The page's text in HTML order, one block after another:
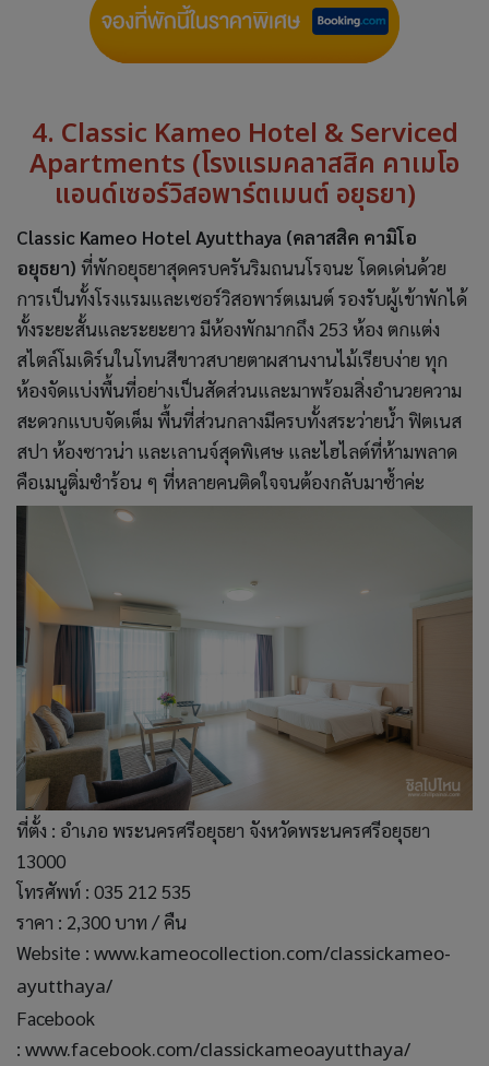
4. Classic Kameo Hotel & Serviced
Apartments (โรงแรมคลาสสิค คาเมโอ
แอนด์เซอร์วิสอพาร์ตเมนต์ อยุธยา)
Classic Kameo Hotel Ayutthaya (คลาสสิค คามิโอ
อยุธยา) ที่พักอยุธยาสุดครบครันริมถนนโรจนะ โดดเด่นด้วย
การเป็นทั้งโรงแรมและเซอร์วิสอพาร์ตเมนต์ รองรับผู้เข้าพักได้
ทั้งระยะสั้นและระยะยาว มีห้องพักมากถึง 253 ห้อง ตกแต่ง
สไตล์โมเดิร์นในโทนสีขาวสบายตาผสานงานไม้เรียบง่าย ทุก
ห้องจัดแบ่งพื้นที่อย่างเป็นสัดส่วนและมาพร้อมสิ่งอำนวยความ
สะดวกแบบจัดเต็ม พื้นที่ส่วนกลางมีครบทั้งสระว่ายน้ำ ฟิตเนส
สปา ห้องซาวน่า และเลานจ์สุดพิเศษ และไฮไลต์ที่ห้ามพลาด
คือเมนูติ่มซำร้อน ๆ ที่หลายคนติดใจจนต้องกลับมาซ้ำค่ะ
ที่ตั้ง : อำเภอ พระนครศรีอยุธยา จังหวัดพระนครศรีอยุธยา
13000
โทรศัพท์ : 035 212 535
ราคา : 2,300 บาท / คืน
Website : www.kameocollection.com/classickameo-
ayutthaya/
Facebook
: www.facebook.com/classickameoayutthaya/